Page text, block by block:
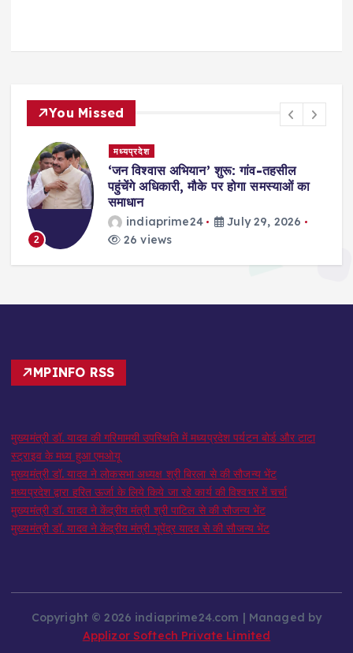
You Missed
2
मध्यप्रदेश
‘जन विश्वास अभियान’ शुरू: गांव-तहसील
पहुंचेंगे अधिकारी, मौके पर होगा समस्याओं का
समाधान
indiaprime24
July 29, 2026
26 views
MPINFO RSS
मुख्यमंत्री डॉ. यादव की गरिमामयी उपस्थिति में मध्यप्रदेश पर्यटन बोर्ड और टाटा
स्ट्राइव के मध्य हुआ एमओयू
मुख्यमंत्री डॉ. यादव ने लोकसभा अध्यक्ष श्री बिरला से की सौजन्य भेंट
मध्यप्रदेश द्वारा हरित ऊर्जा के लिये किये जा रहे कार्य की विश्वभर में चर्चा
मुख्यमंत्री डॉ. यादव ने केंद्रीय मंत्री श्री पाटिल से की सौजन्य भेंट
मुख्यमंत्री डॉ. यादव ने केंद्रीय मंत्री भूपेंद्र यादव से की सौजन्य भेंट
Copyright © 2026 indiaprime24.com | Managed by
Applizor Softech Private Limited